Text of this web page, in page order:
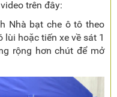
trên đây:
Nhà bạt che ô tô theo
hoặc tiến xe về sát 1
rộng hơn chút để mở